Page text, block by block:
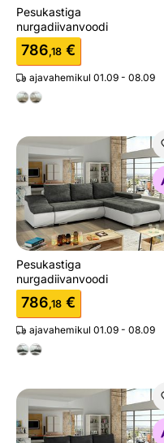
Pesukastiga
nurgadiivanvoodi
786,18 €
ajavahemikul 01.09 - 08.09
Pesukastiga
Otsi sarnaseid
Pesukastiga
nurgadiivanvoodi
786,18 €
ajavahemikul 01.09 - 08.09
Pesukastiga
Otsi sarnaseid